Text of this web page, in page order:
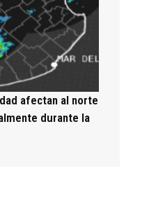
afectan al norte
durante la